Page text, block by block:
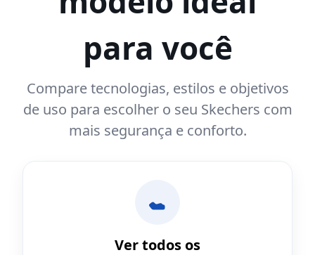
para você
Compare tecnologias, estilos e objetivos
de uso para escolher o seu Skechers com
mais segurança e conforto.
Ver todos os